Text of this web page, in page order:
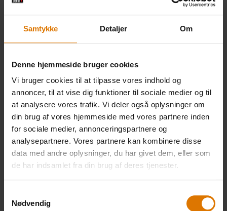
Samtykke Detaljer Om
Denne hjemmeside bruger cookies
Vi bruger cookies til at tilpasse vores indhold og
annoncer, til at vise dig funktioner til sociale medier og til
at analysere vores trafik. Vi deler også oplysninger om
din brug af vores hjemmeside med vores partnere inden
for sociale medier, annonceringspartnere og
analysepartnere. Vores partnere kan kombinere disse
data med andre oplysninger, du har givet dem, eller som
de har indsamlet fra din brug af deres tjenester.
Nødvendig
PRINT THIS LIST
Gør det nemt
Anbefalet tilbehør
Tangsæt Grillspydsæt